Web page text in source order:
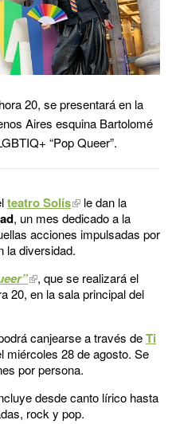
20, se presentará en la
Aires esquina Bartolomé
“Pop Queer”.
teatro Solís
le dan la
, un mes dedicado a la
acciones impulsadas por
la diversidad.
, que se realizará el
20, en la sala principal del
canjearse a través deTi
miércoles 28 de agosto. Se
por persona.
desde canto lírico hasta
rock y pop.